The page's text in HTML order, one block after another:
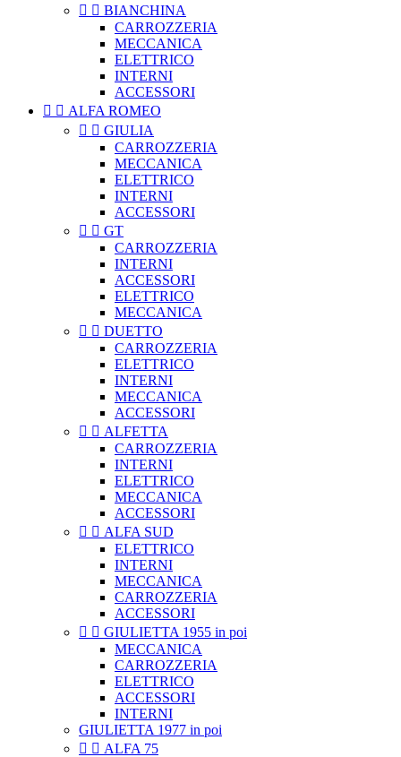
  BIANCHINA
CARROZZERIA
MECCANICA
ELETTRICO
INTERNI
ACCESSORI
  ALFA ROMEO
  GIULIA
CARROZZERIA
MECCANICA
ELETTRICO
INTERNI
ACCESSORI
  GT
CARROZZERIA
INTERNI
ACCESSORI
ELETTRICO
MECCANICA
  DUETTO
CARROZZERIA
ELETTRICO
INTERNI
MECCANICA
ACCESSORI
  ALFETTA
CARROZZERIA
INTERNI
ELETTRICO
MECCANICA
ACCESSORI
  ALFA SUD
ELETTRICO
INTERNI
MECCANICA
CARROZZERIA
ACCESSORI
  GIULIETTA 1955 in poi
MECCANICA
CARROZZERIA
ELETTRICO
ACCESSORI
INTERNI
GIULIETTA 1977 in poi
  ALFA 75